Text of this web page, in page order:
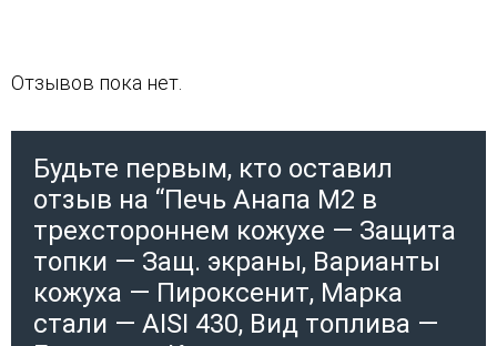
Отзывов пока нет.
Будьте первым, кто оставил
отзыв на “Печь Анапа М2 в
трехстороннем кожухе — Защита
топки — Защ. экраны, Варианты
кожуха — Пироксенит, Марка
стали — AISI 430, Вид топлива —